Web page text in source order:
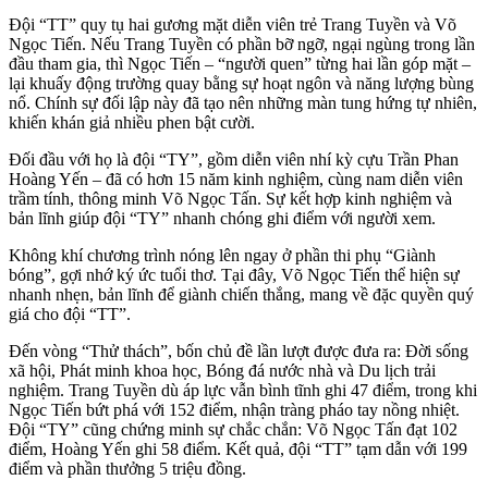
Đội “TT” quy tụ hai gương mặt diễn viên trẻ Trang Tuyền và Võ
Ngọc Tiến. Nếu Trang Tuyền có phần bỡ ngỡ, ngại ngùng trong lần
đầu tham gia, thì Ngọc Tiến – “người quen” từng hai lần góp mặt –
lại khuấy động trường quay bằng sự hoạt ngôn và năng lượng bùng
nổ. Chính sự đối lập này đã tạo nên những màn tung hứng tự nhiên,
khiến khán giả nhiều phen bật cười.
Đối đầu với họ là đội “TY”, gồm diễn viên nhí kỳ cựu Trần Phan
Hoàng Yến – đã có hơn 15 năm kinh nghiệm, cùng nam diễn viên
trầm tính, thông minh Võ Ngọc Tấn. Sự kết hợp kinh nghiệm và
bản lĩnh giúp đội “TY” nhanh chóng ghi điểm với người xem.
Không khí chương trình nóng lên ngay ở phần thi phụ “Giành
bóng”, gợi nhớ ký ức tuổi thơ. Tại đây, Võ Ngọc Tiến thể hiện sự
nhanh nhẹn, bản lĩnh để giành chiến thắng, mang về đặc quyền quý
giá cho đội “TT”.
Đến vòng “Thử thách”, bốn chủ đề lần lượt được đưa ra: Đời sống
xã hội, Phát minh khoa học, Bóng đá nước nhà và Du lịch trải
nghiệm. Trang Tuyền dù áp lực vẫn bình tĩnh ghi 47 điểm, trong khi
Ngọc Tiến bứt phá với 152 điểm, nhận tràng pháo tay nồng nhiệt.
Đội “TY” cũng chứng minh sự chắc chắn: Võ Ngọc Tấn đạt 102
điểm, Hoàng Yến ghi 58 điểm. Kết quả, đội “TT” tạm dẫn với 199
điểm và phần thưởng 5 triệu đồng.